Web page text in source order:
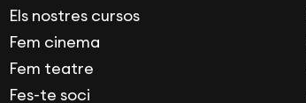
Els nostres cursos
Fem cinema
Fem teatre
Fes-te soci